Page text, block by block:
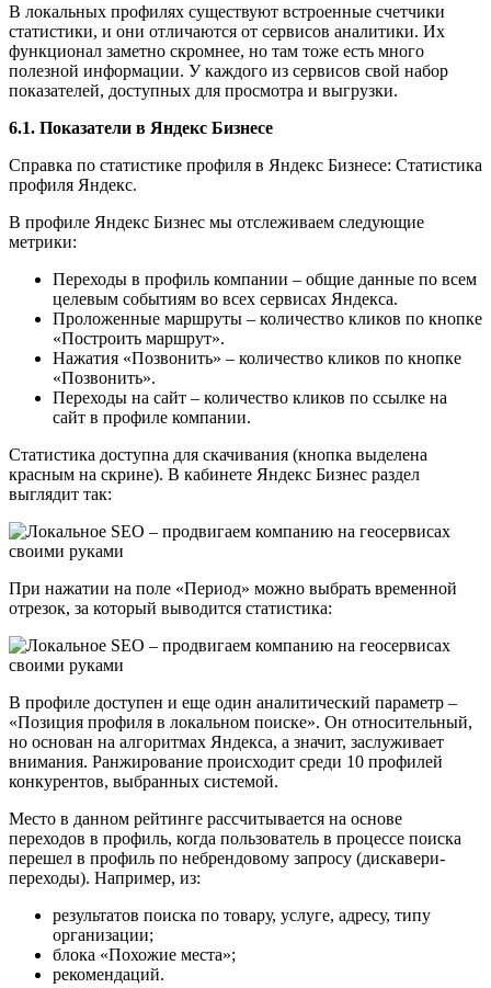
В локальных профилях существуют встроенные счетчики
статистики, и они отличаются от сервисов аналитики. Их
функционал заметно скромнее, но там тоже есть много
полезной информации. У каждого из сервисов свой набор
показателей, доступных для просмотра и выгрузки.
6.1. Показатели в Яндекс Бизнесе
Справка по статистике профиля в Яндекс Бизнесе: Статистика
профиля Яндекс.
В профиле Яндекс Бизнес мы отслеживаем следующие
метрики:
Переходы в профиль компании – общие данные по всем
целевым событиям во всех сервисах Яндекса.
Проложенные маршруты – количество кликов по кнопке
«Построить маршрут».
Нажатия «Позвонить» – количество кликов по кнопке
«Позвонить».
Переходы на сайт – количество кликов по ссылке на
сайт в профиле компании.
Статистика доступна для скачивания (кнопка выделена
красным на скрине). В кабинете Яндекс Бизнес раздел
выглядит так:
При нажатии на поле «Период» можно выбрать временной
отрезок, за который выводится статистика:
В профиле доступен и еще один аналитический параметр –
«Позиция профиля в локальном поиске». Он относительный,
но основан на алгоритмах Яндекса, а значит, заслуживает
внимания. Ранжирование происходит среди 10 профилей
конкурентов, выбранных системой.
Место в данном рейтинге рассчитывается на основе
переходов в профиль, когда пользователь в процессе поиска
перешел в профиль по небрендовому запросу (дискавери-
переходы). Например, из:
результатов поиска по товару, услуге, адресу, типу
организации;
блока «Похожие места»;
рекомендаций.